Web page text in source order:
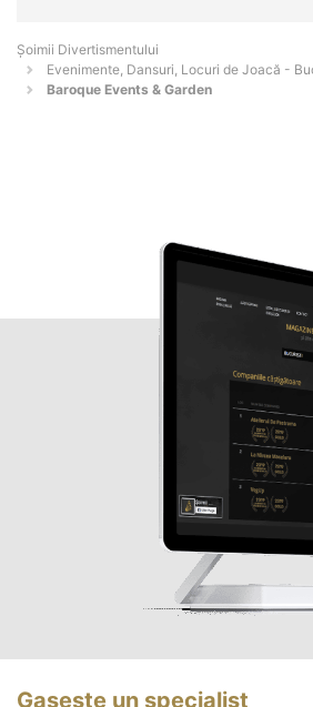
Şoimii Divertismentului
Evenimente, Dansuri, Locuri de Joacă -
Baroque Events & Garden
Gasește un specialist